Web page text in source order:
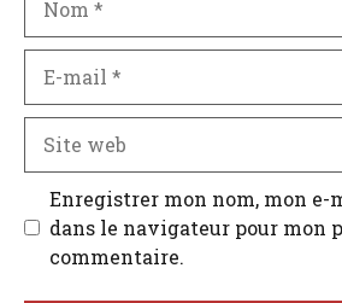
mail
web
Enregistrer mon nom, mon e-
dans le navigateur pour mon
commentaire.